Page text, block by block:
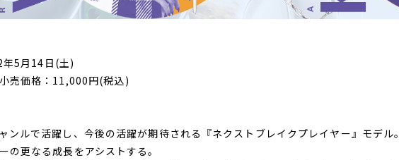
5月14日(土)
売価格：11,000円(税込)
ンルで活躍し、今後の活躍が期待される『ネクストブレイクプレイヤー』モデル。
の更なる成長をアシストする。